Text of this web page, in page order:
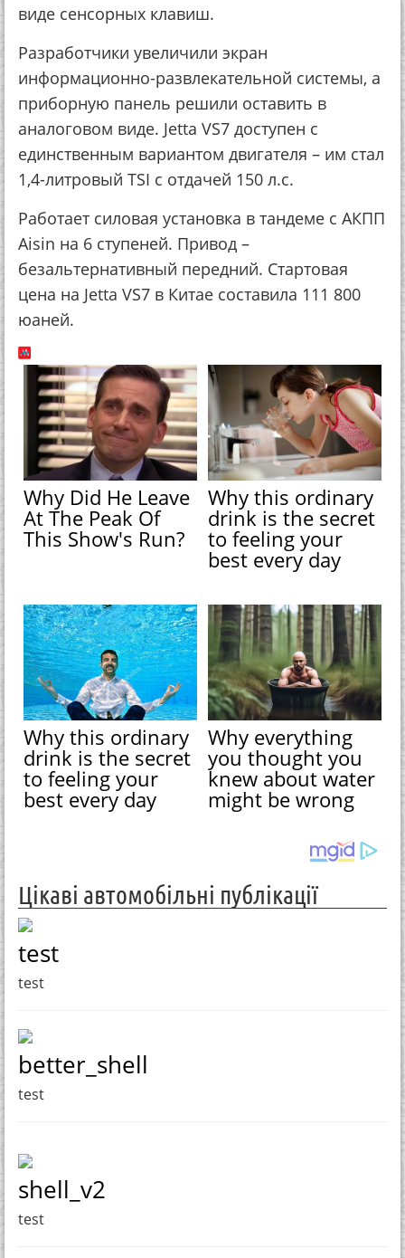
виде сенсорных клавиш.
Разработчики увеличили экран
информационно-развлекательной системы, а
приборную панель решили оставить в
аналоговом виде. Jetta VS7 доступен с
единственным вариантом двигателя – им стал
1,4-литровый TSI с отдачей 150 л.с.
Работает силовая установка в тандеме с АКПП
Aisin на 6 ступеней. Привод –
безальтернативный передний. Стартовая
цена на Jetta VS7 в Китае составила 111 800
юаней.
Why Did He Leave
At The Peak Of
This Show's Run?
Why this ordinary
drink is the secret
to feeling your
best every day
Why this ordinary
drink is the secret
to feeling your
best every day
Why everything
you thought you
knew about water
might be wrong
Цікаві автомобільні публікації
test
test
better_shell
test
shell_v2
test